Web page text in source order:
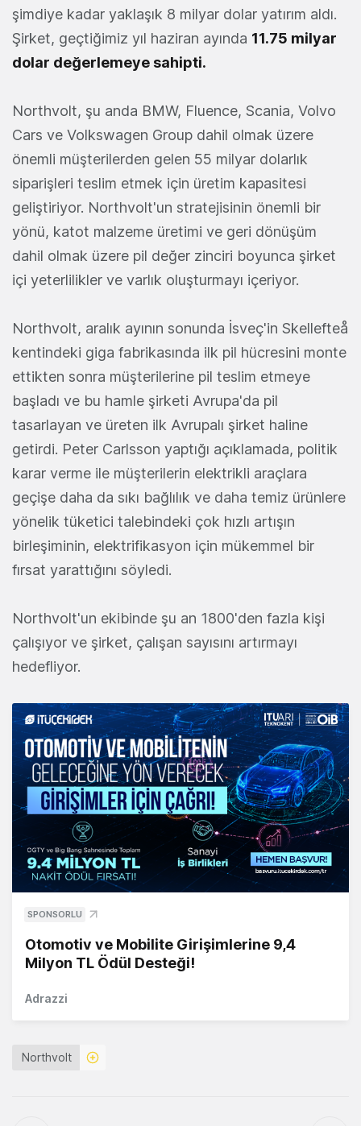
şimdiye kadar yaklaşık 8 milyar dolar yatırım aldı.
Şirket, geçtiğimiz yıl haziran ayında 11.75 milyar
dolar değerlemeye sahipti.
Northvolt, şu anda BMW, Fluence, Scania, Volvo
Cars ve Volkswagen Group dahil olmak üzere
önemli müşterilerden gelen 55 milyar dolarlık
siparişleri teslim etmek için üretim kapasitesi
geliştiriyor. Northvolt'un stratejisinin önemli bir
yönü, katot malzeme üretimi ve geri dönüşüm
dahil olmak üzere pil değer zinciri boyunca şirket
içi yeterlilikler ve varlık oluşturmayı içeriyor.
Northvolt, aralık ayının sonunda İsveç'in Skellefteå
kentindeki giga fabrikasında ilk pil hücresini monte
ettikten sonra müşterilerine pil teslim etmeye
başladı ve bu hamle şirketi Avrupa'da pil
tasarlayan ve üreten ilk Avrupalı ​​şirket haline
getirdi. Peter Carlsson yaptığı açıklamada, politik
karar verme ile müşterilerin elektrikli araçlara
geçişe daha da sıkı bağlılık ve daha temiz ürünlere
yönelik tüketici talebindeki çok hızlı artışın
birleşiminin, elektrifikasyon için mükemmel bir
fırsat yarattığını söyledi.
Northvolt'un ekibinde şu an 1800'den fazla kişi
çalışıyor ve şirket, çalışan sayısını artırmayı
hedefliyor.
SPONSORLU
Otomotiv ve Mobilite Girişimlerine 9,4
Milyon TL Ödül Desteği!
Adrazzi
Northvolt